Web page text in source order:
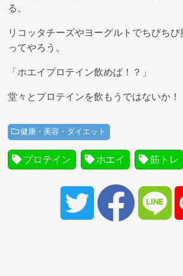
る。
リコッタチーズやヨーグルトでちびち
ってやろう。
「ホエイプロテイン飲めば！？」
堂々とプロテインを飲もうではないか！
健康・美容・ダイエット
プロテイン ホエイ 筋トレ